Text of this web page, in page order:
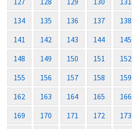
134
135 136 137 138
141
142 143 144 145
148
149 150 151 152
155
156 157 158 159
162
163 164 165 166
169
170 171 172 173